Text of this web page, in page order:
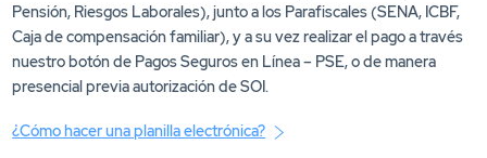
Pensión, Riesgos Laborales), junto a los Parafiscales (SENA, ICBF,
Caja de compensación familiar), y a su vez realizar el pago a través
nuestro botón de Pagos Seguros en Línea – PSE, o de manera
presencial previa autorización de SOI.
¿Cómo hacer una planilla electrónica?